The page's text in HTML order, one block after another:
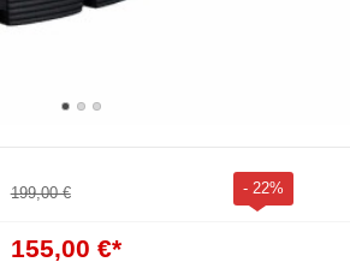
199,00 € - 22%
155,00 €*